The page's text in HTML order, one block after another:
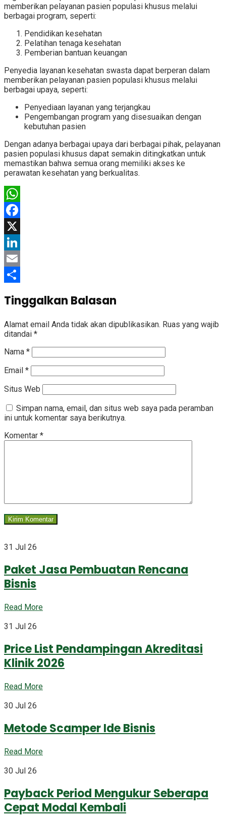
memberikan pelayanan pasien populasi khusus melalui
berbagai program, seperti:
Pendidikan kesehatan
Pelatihan tenaga kesehatan
Pemberian bantuan keuangan
Penyedia layanan kesehatan swasta dapat berperan dalam
memberikan pelayanan pasien populasi khusus melalui
berbagai upaya, seperti:
Penyediaan layanan yang terjangkau
Pengembangan program yang disesuaikan dengan
kebutuhan pasien
Dengan adanya berbagai upaya dari berbagai pihak, pelayanan
pasien populasi khusus dapat semakin ditingkatkan untuk
memastikan bahwa semua orang memiliki akses ke
perawatan kesehatan yang berkualitas.
WhatsApp
Facebook
X
LinkedIn
Email
Tinggalkan Balasan
Alamat email Anda tidak akan dipublikasikan. Ruas yang wajib
ditandai *
Nama *
Email *
Situs Web
Simpan nama, email, dan situs web saya pada peramban
ini untuk komentar saya berikutnya.
Komentar *
31 Jul 26
Paket Jasa Pembuatan Rencana
Bisnis
Read More
31 Jul 26
Price List Pendampingan Akreditasi
Klinik 2026
Read More
30 Jul 26
Metode Scamper Ide Bisnis
Read More
30 Jul 26
Payback Period Mengukur Seberapa
Cepat Modal Kembali